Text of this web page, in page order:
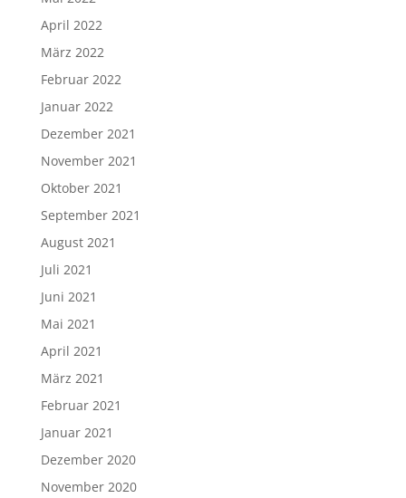
April 2022
März 2022
Februar 2022
Januar 2022
Dezember 2021
November 2021
Oktober 2021
September 2021
August 2021
Juli 2021
Juni 2021
Mai 2021
April 2021
März 2021
Februar 2021
Januar 2021
Dezember 2020
November 2020